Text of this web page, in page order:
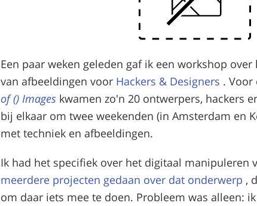
Een paar weken geleden gaf ik een workshop
van afbeeldingen voor Hackers & Designers . Voor
of () Images kwamen zo'n 20 ontwerpers, hackers
bij elkaar om twee weekenden (in Amsterdam en
met techniek en afbeeldingen.
Ik had het specifiek over het digitaal manipuleren
meerdere projecten gedaan over dat onderwerp ,
om daar iets mee te doen. Probleem was alleen: